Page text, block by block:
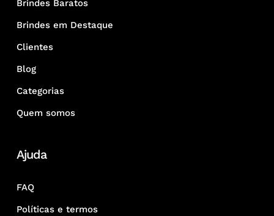
Brindes Baratos
Brindes em Destaque
Clientes
Blog
Categorias
Quem somos
Ajuda
FAQ
Políticas e termos